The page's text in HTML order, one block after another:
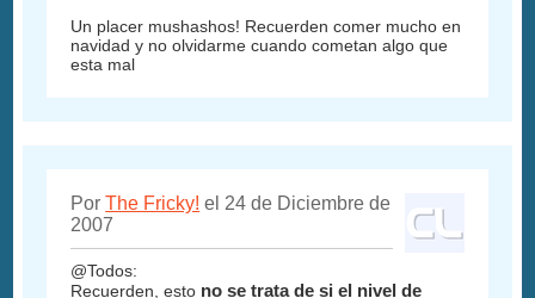
Un placer mushashos! Recuerden comer mucho en
navidad y no olvidarme cuando cometan algo que
esta mal
PorThe Fricky! el 24 de Diciembre de
2007
@Todos:
Recuerden, esto no se trata de si el nivel de